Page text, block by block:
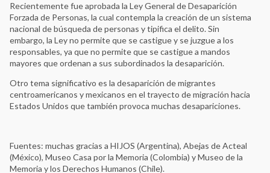
Recientemente fue aprobada la Ley General de Desaparición
Forzada de Personas, la cual contempla la creación de un sistema
nacional de búsqueda de personas y tipifica el delito. Sin
embargo, la Ley no permite que se castigue y se juzgue a los
responsables, ya que no permite que se castigue a mandos
mayores que ordenan a sus subordinados la desaparición.
Otro tema significativo es la desaparición de migrantes
centroamericanos y mexicanos en el trayecto de migración hacia
Estados Unidos que también provoca muchas desapariciones.
Fuentes: muchas gracias a HIJOS (Argentina), Abejas de Acteal
(México), Museo Casa por la Memoria (Colombia) y Museo de la
Memoria y los Derechos Humanos (Chile).